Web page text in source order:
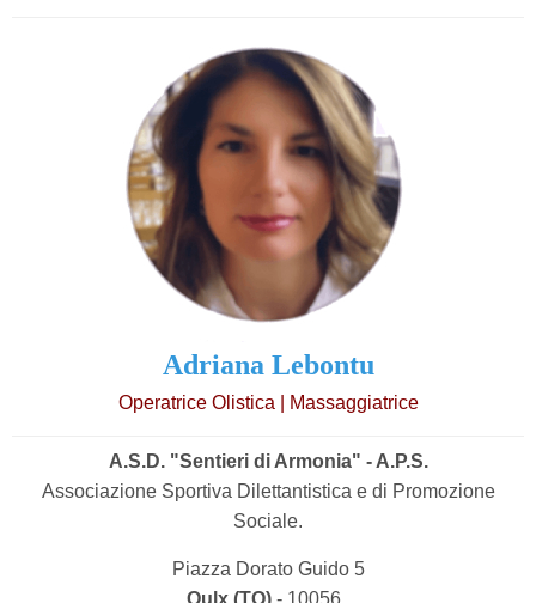
Adriana Lebontu
Operatrice Olistica | Massaggiatrice
A.S.D. "Sentieri di Armonia" - A.P.S.
Associazione Sportiva Dilettantistica e di Promozione
Sociale.
Piazza Dorato Guido 5